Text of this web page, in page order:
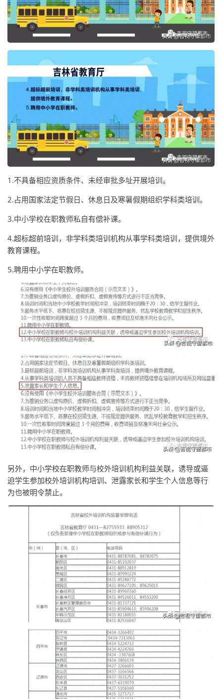
1.不具备相应资质条件、未经审批多址开展培训。
2.占用国家法定节假日、休息日及寒暑假期组织学科类培训。
3.中小学校在职教师私自有偿补课。
4.超标超前培训，非学科类培训机构从事学科类培训，提供境外
教育课程。
5.聘用中小学在职教师。
另外，中小学校在职教师与校外培训机构利益关联，诱导或逼
迫学生参加校外培训机构培训、泄露家长和学生个人信息等行
为也被明令禁止。